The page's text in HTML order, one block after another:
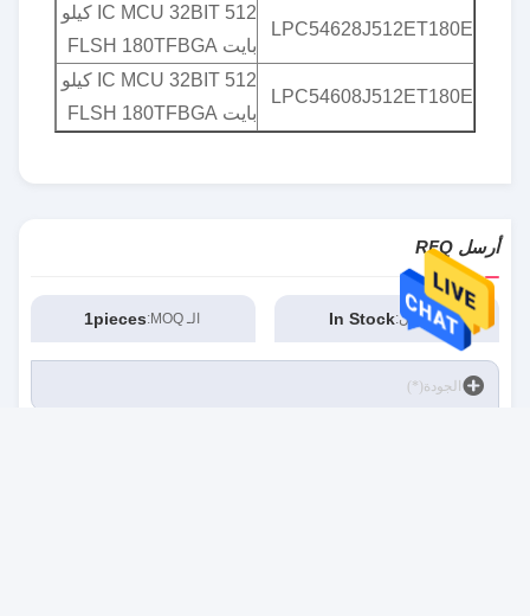
LPC54628J512ET180E
IC MCU 32BIT 512 كيلو
بايت FLSH 180TFBGA
LPC54608J512ET180E
IC MCU 32BIT 512 كيلو
بايت FLSH 180TFBGA
أرسل RFQ
مخزون:In Stock الـ MOQ: 1pieces